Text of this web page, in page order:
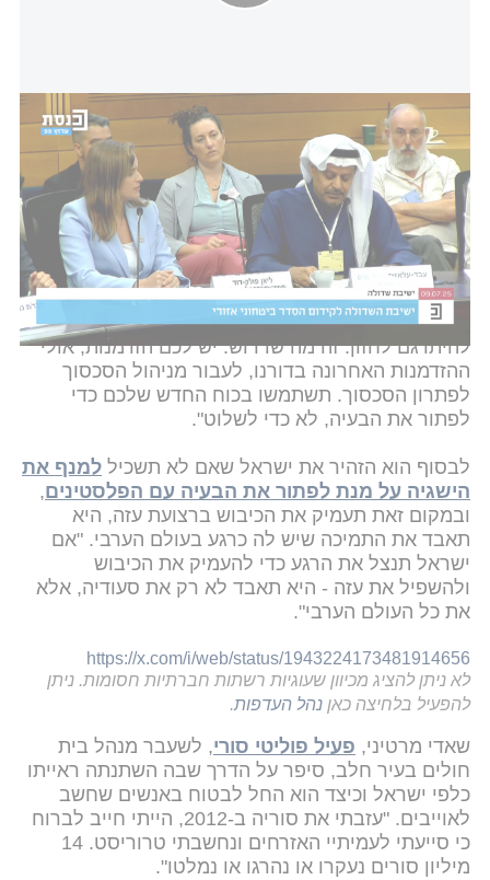
השדולה לקידום הסדר ביטחוני אזורי: הפרשן הדעודי עבד אל-עזיז
אל-חמיס
דוברות הכנסת
הפרשן הסעודי קרא לישראל לנצל את ההישגים
הגדולים שהשיגה ברצועת עזה ובאיראן על מנת להפסיק
את גישת "ניהול הסכסוך", ולעבור לפתרון קשה. "היום
לישראל יש שליטה צבאית חסרת תקדים ולאחר הדיפת
איראן, יש לה כוח אזורי. אבל כוח שלא משתמשים בו
לשלום הוא לא יעיל. ההיסטוריה בשדה הקרב חייבת
להיתרגם לחזון. זה מה שדרוש. יש לכם הזדמנות, אולי
ההזדמנות האחרונה בדורנו, לעבור מניהול הסכסוך
לפתרון הסכסוך. תשתמשו בכוח החדש שלכם כדי
לפתור את הבעיה, לא כדי לשלוט".
לבסוף הוא הזהיר את ישראל שאם לא תשכיל למנף את
הישגיה על מנת לפתור את הבעיה עם הפלסטינים,
ובמקום זאת תעמיק את הכיבוש ברצועת עזה, היא
תאבד את התמיכה שיש לה כרגע בעולם הערבי. "אם
ישראל תנצל את הרגע כדי להעמיק את הכיבוש
ולהשפיל את עזה - היא תאבד לא רק את סעודיה, אלא
את כל העולם הערבי".
https://x.com/i/web/status/1943224173481914656
לא ניתן להציג מכיוון שעוגיות רשתות חברתיות חסומות. ניתן
להפעיל בלחיצה כאן נהל העדפות.
שאדי מרטיני, פעיל פוליטי סורי, לשעבר מנהל בית
חולים בעיר חלב, סיפר על הדרך שבה השתנתה ראייתו
כלפי ישראל וכיצד הוא החל לבטוח באנשים שחשב
לאוייבים. "עזבתי את סוריה ב-2012, הייתי חייב לברוח
כי סייעתי לעמיתיי האזרחים ונחשבתי טרוריסט. 14
מיליון סורים נעקרו או נהרגו או נמלטו".